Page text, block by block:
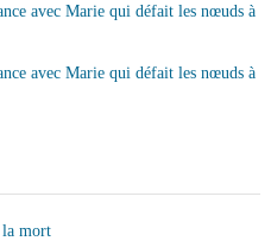
avec Marie qui défait les nœuds à
avec Marie qui défait les nœuds à
la mort